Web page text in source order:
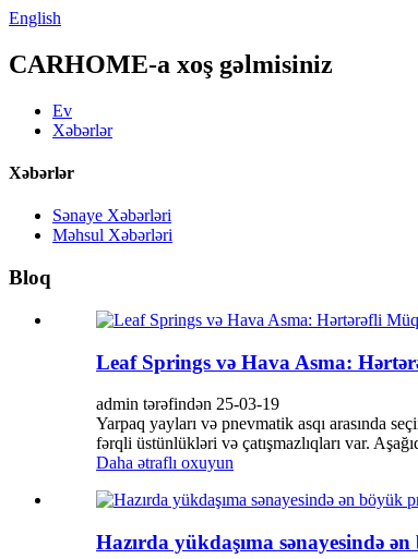
English
CARHOME-a xoş gəlmisiniz
Ev
Xəbərlər
Xəbərlər
Sənaye Xəbərləri
Məhsul Xəbərləri
Bloq
Leaf Springs və Hava Asma:
admin tərəfindən 25-03-19
Yarpaq yayları və pnevmatik asqı arasında
fərqli üstünlükləri və çatışmazlıqları var.
Daha ətraflı oxuyun
Hazırda yükdaşıma sənayesində